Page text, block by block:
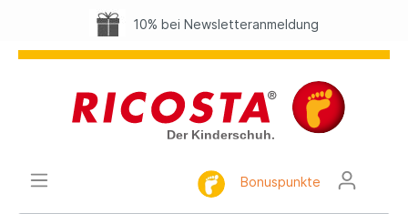
10% bei Newsletteranmeldung
Bonuspunkte